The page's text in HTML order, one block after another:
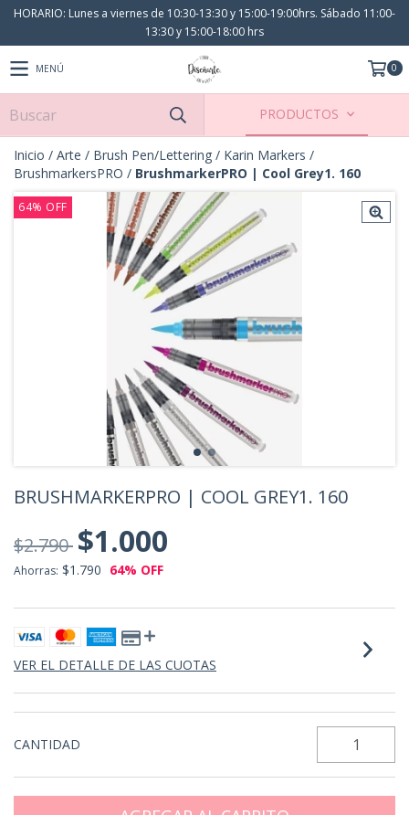
HORARIO: Lunes a viernes de 10:30-13:30 y 15:00-19:00hrs. Sábado 11:00-
13:30 y 15:00-18:00 hrs
MENÚ 0
PRODUCTOS
Inicio / Arte / Brush Pen/Lettering / Karin Markers /
BrushmarkersPRO / BrushmarkerPRO | Cool Grey1. 160
64% OFF
BRUSHMARKERPRO | COOL GREY1. 160
$2.790 $1.000
Ahorras: $1.790 64% OFF
VER EL DETALLE DE LAS CUOTAS
CANTIDAD